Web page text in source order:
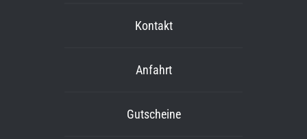
Kontakt
Anfahrt
Gutscheine